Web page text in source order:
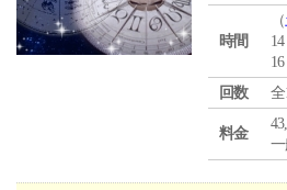
時間
（
回数
全
料金
一